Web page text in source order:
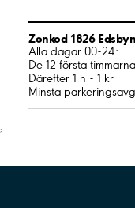
Zonkod 1826
Alla dagar 00-24:
De 12 första
Därefter 1 h - 1 kr
Minsta
;